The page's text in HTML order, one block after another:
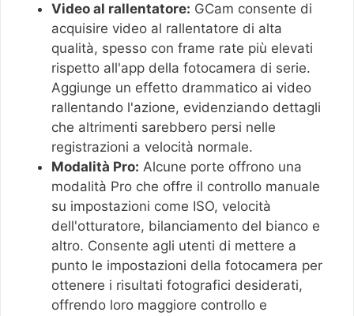
Video al rallentatore: GCam consente di
acquisire video al rallentatore di alta
qualità, spesso con frame rate più elevati
rispetto all'app della fotocamera di serie.
Aggiunge un effetto drammatico ai video
rallentando l'azione, evidenziando dettagli
che altrimenti sarebbero persi nelle
registrazioni a velocità normale.
Modalità Pro: Alcune porte offrono una
modalità Pro che offre il controllo manuale
su impostazioni come ISO, velocità
dell'otturatore, bilanciamento del bianco e
altro. Consente agli utenti di mettere a
punto le impostazioni della fotocamera per
ottenere i risultati fotografici desiderati,
offrendo loro maggiore controllo e